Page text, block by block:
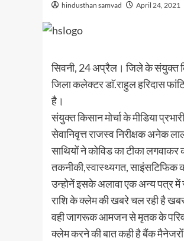
hindusthan samvad April 24, 2021
सिवनी, 24 अप्रैल। जिले के संयुक्त
जिला कलेक्टर डाॅ.राहुल हरिदास
है।
संयुक्त किसान मोर्चा के मीडिया
सेवानिवृत्त राजस्व निरीक्षक अनेक
साथियों ने कोविड का टीका लगवाकर
तकनीकी,स्वास्थ्यगत,
उन्होनें इसके अलावा एक अन्य पत्र में
राशि के क्लेम की खबरे चल रही है
वही जागरूक आमजन से मृतक के
क्लेम करने की बात कही है बैंक